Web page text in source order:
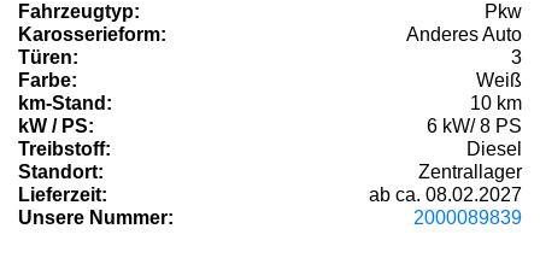
Fahrzeugtyp:
Pkw
Karosserieform:
Anderes Auto
Türen:
3
Farbe:
Weiß
km-Stand:
10 km
kW / PS:
6 kW/ 8 PS
Treibstoff:
Diesel
Standort:
Zentrallager
Lieferzeit:
ab ca. 08.02.2027
Unsere Nummer:
2000089839